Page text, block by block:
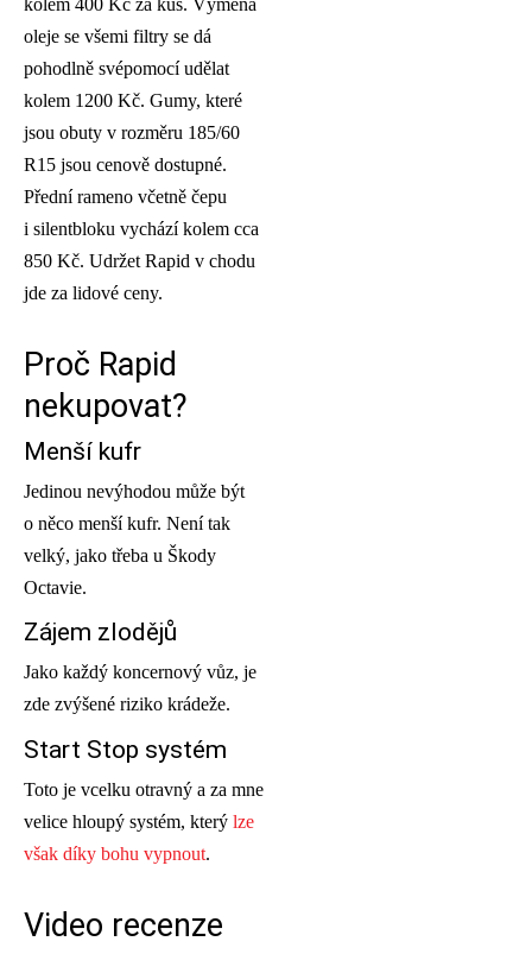
kolem 400 Kč za kus. Výměna
oleje se všemi filtry se dá
pohodlně svépomocí udělat
kolem 1200 Kč. Gumy, které
jsou obuty v rozměru 185/60
R15 jsou cenově dostupné.
Přední rameno včetně čepu
i silentbloku vychází kolem cca
850 Kč. Udržet Rapid v chodu
jde za lidové ceny.
Proč Rapid
nekupovat?
Menší kufr
Jedinou nevýhodou může být
o něco menší kufr. Není tak
velký, jako třeba u Škody
Octavie.
Zájem zlodějů
Jako každý koncernový vůz, je
zde zvýšené riziko krádeže.
Start Stop systém
Toto je vcelku otravný a za mne
velice hloupý systém, který lze
však díky bohu vypnout.
Video recenze